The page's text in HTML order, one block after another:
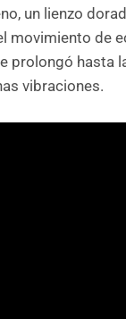
un lienzo
movimiento de
prolongó hasta
vibraciones.